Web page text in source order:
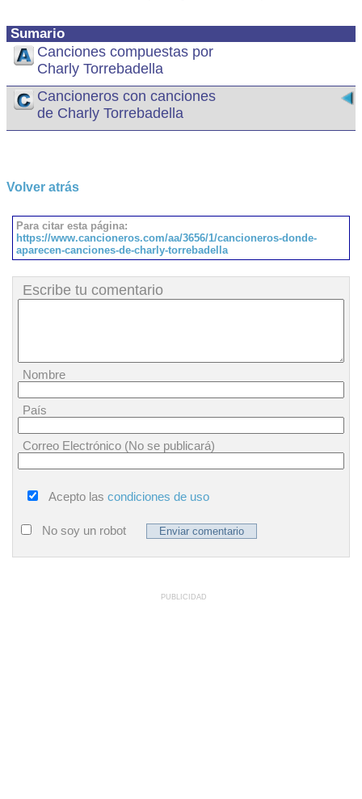
Sumario
Canciones compuestas por
Charly Torrebadella
Cancioneros con canciones
de Charly Torrebadella
Volver atrás
Para citar esta página:
https://www.cancioneros.com/aa/3656/1/cancioneros-donde-
aparecen-canciones-de-charly-torrebadella
Escribe tu comentario
Nombre
País
Correo Electrónico (No se publicará)
Acepto las condiciones de uso
No soy un robot
PUBLICIDAD